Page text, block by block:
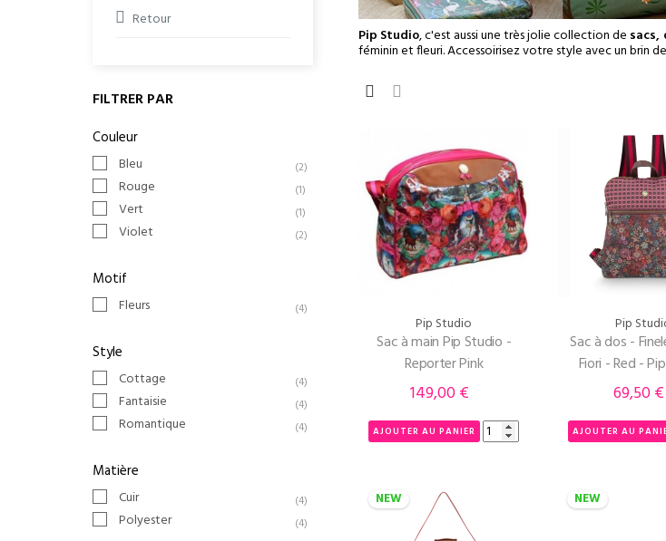
Retour
FILTRER PAR
Couleur
Bleu (2)
Rouge (1)
Vert (1)
Violet (2)
Motif
Fleurs (4)
Style
Cottage (4)
Fantaisie (4)
Romantique (4)
Matière
Cuir (4)
Polyester (4)
Pip Studio, c'est aussi une très jolie collection de sacs,
féminin et fleuri. Accessoirisez votre style avec un brin
Pip Studio
Sac à main Pip Studio -
Reporter Pink
Prix
149,00 €
AJOUTER AU PANIER
Pip
Sac à dos -
Fiori - Red -
Prix
69,50 €
AJOUTER AU
NEW NEW